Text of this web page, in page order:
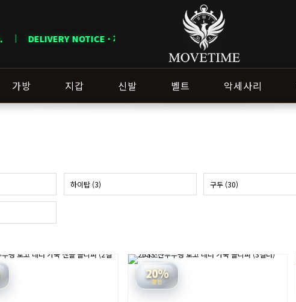
역에 따라 배송 일정이 달라질 수 있으니 주문 전 상담창으로 문의해 주세요.
가방 지갑 신발 벨트 악세사리
하이탑 (3) 구두 (30)
20%
할인